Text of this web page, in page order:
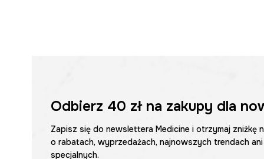
Odbierz 40 złna zakupy dla
Zapisz się do newslettera Medicine i otrzymaj zniżkę
o rabatach, wyprzedażach, najnowszych trendach
specjalnych.